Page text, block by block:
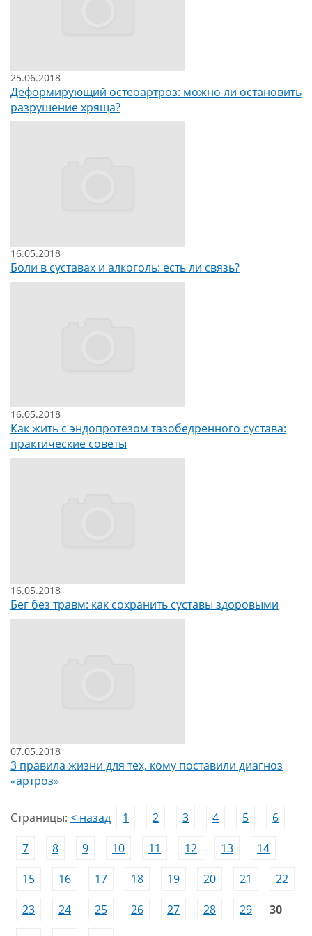
25.06.2018
Деформирующий остеоартроз: можно ли остановить
разрушение хряща?
16.05.2018
Боли в суставах и алкоголь: есть ли связь?
16.05.2018
Как жить с эндопротезом тазобедренного сустава:
практические советы
16.05.2018
Бег без травм: как сохранить суставы здоровыми
07.05.2018
3 правила жизни для тех, кому поставили диагноз
«артроз»
Страницы: < назад 1 2 3 4 5
6
7
8 9 10 11 12 13
14
15
16 17 18 19 20 21
22
23
24 25 26 27 28 29
30